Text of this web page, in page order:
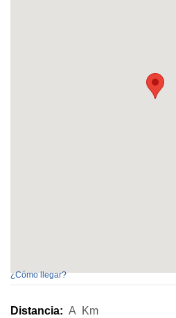
¿Cómo llegar?
Distancia: A Km